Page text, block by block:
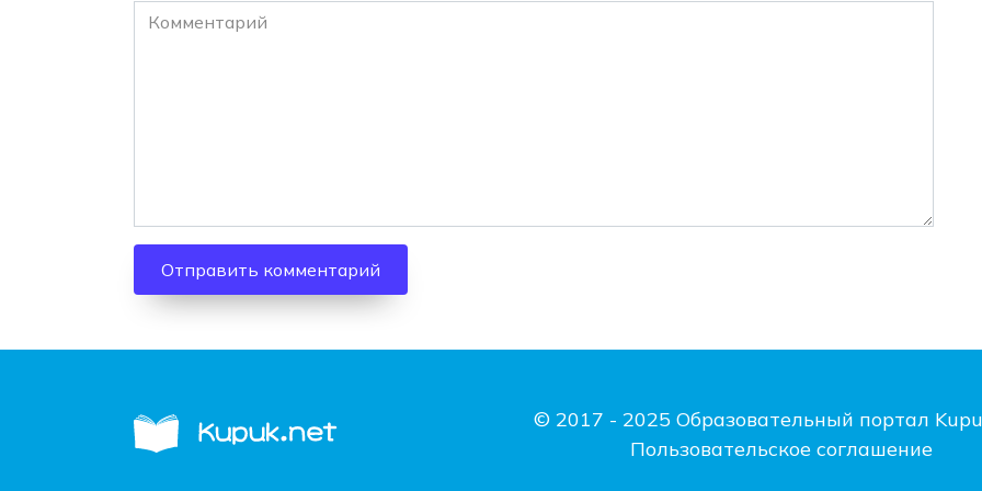
Комментарий
© 2017 - 2025 Образовательный портал
Пользовательское соглашение